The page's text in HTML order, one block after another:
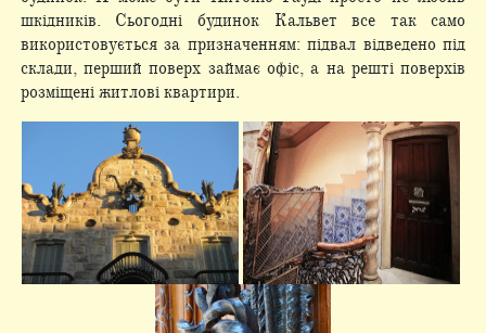
шкідників. Сьогодні будинок Кальвет все так само
використовується за призначенням: підвал відведено під
склади, перший поверх займає офіс, а на решті поверхів
розміщені житлові квартири.